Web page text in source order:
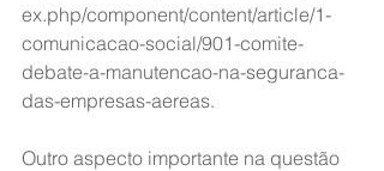
ex.php/component/content/article/1-
comunicacao-social/901-comite-
debate-a-manutencao-na-seguranca-
das-empresas-aereas.
Outro aspecto importante na questão